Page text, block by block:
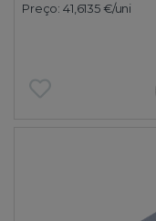
Preço: 41,6135 €/uni